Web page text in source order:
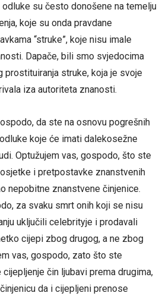
su često donošene na temelju
koje su onda pravdane
“struke”, koje nisu imale
Dapače, bili smo svjedocima
struke, koja je svoje
iza autoriteta znanosti.
da ste na osnovu pogrešnih
koje će imati dalekosežne
Optužujem vas, gospodo, što ste
i pretpostavke znanstvenih
nepobitne znanstvene činjenice.
za svaku smrt onih koji se nisu
uključili celebrityje i prodavali
cijepi zbog drugog, a ne zbog
vas, gospodo, zato što ste
čin ljubavi prema drugima,
da i cijepljeni prenose